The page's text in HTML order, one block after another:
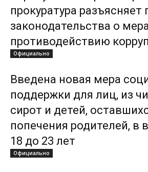
прокуратура
законодательства о
противодействию
Официально
Введена новая мера
поддержки для лиц, из
сирот и детей,
попечения родителей, в
18 до 23 лет
Официально